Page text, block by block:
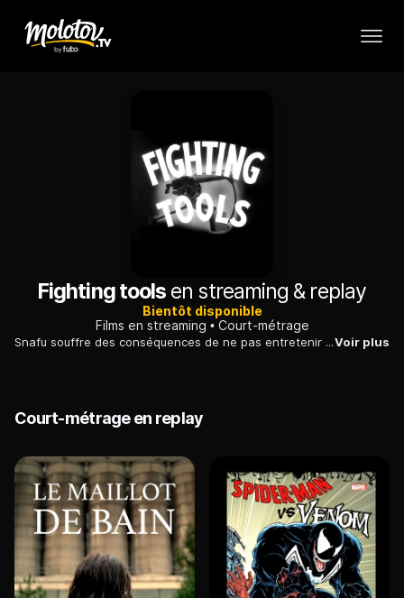
Fighting tools en streaming & replay
Bientôt disponible
Films en streaming
Court-métrage
Snafu souffre des conséquences de ne pas entretenir correctement son équipement et ses armes.Voir plus
Court-métrage en replay